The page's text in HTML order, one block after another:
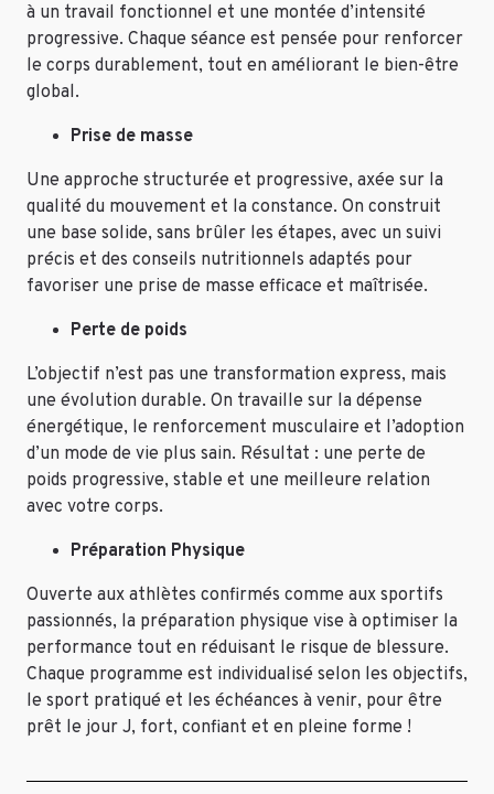
à un travail fonctionnel et une montée d’intensité
progressive. Chaque séance est pensée pour renforcer
le corps durablement, tout en améliorant le bien-être
global.
Prise de masse
Une approche structurée et progressive, axée sur la
qualité du mouvement et la constance. On construit
une base solide, sans brûler les étapes, avec un suivi
précis et des conseils nutritionnels adaptés pour
favoriser une prise de masse efficace et maîtrisée.
Perte de poids
L’objectif n’est pas une transformation express, mais
une évolution durable. On travaille sur la dépense
énergétique, le renforcement musculaire et l’adoption
d’un mode de vie plus sain. Résultat : une perte de
poids progressive, stable et une meilleure relation
avec votre corps.
Préparation Physique
Ouverte aux athlètes confirmés comme aux sportifs
passionnés, la préparation physique vise à optimiser la
performance tout en réduisant le risque de blessure.
Chaque programme est individualisé selon les objectifs,
le sport pratiqué et les échéances à venir, pour être
prêt le jour J, fort, confiant et en pleine forme !